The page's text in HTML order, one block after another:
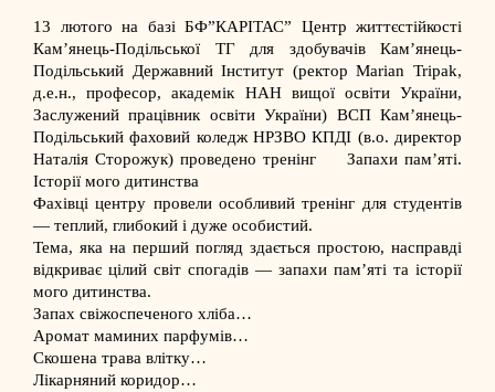
13 лютого на базі БФ”КАРІТАС” Центр життєстійкості
Камʼянець-Подільської ТГдля здобувачів Кам’янець-
Подільський Державний Інститут (ректорMarian Tripak,
д.е.н., професор, академік НАН вищої освіти України,
Заслужений працівник освіти України) ВСП Кам’янець-
Подільський фаховий коледж НРЗВО КПДІ (в.о. директор
Наталія Сторожук) проведено тренінг
Запахи памʼяті.
Історії мого дитинства
Фахівці центру провели особливий тренінг для студентів
— теплий, глибокий і дуже особистий.
Тема, яка на перший погляд здається простою, насправді
відкриває цілий світ спогадів — запахи памʼяті та історії
мого дитинства.
Запах свіжоспеченого хліба…
Аромат маминих парфумів…
Скошена трава влітку…
Лікарняний коридор…